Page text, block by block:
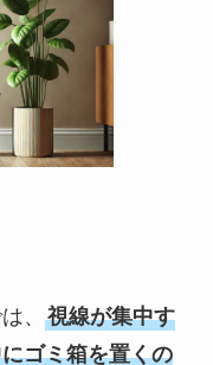
、 視線が集中す
ゴミ箱を置くの